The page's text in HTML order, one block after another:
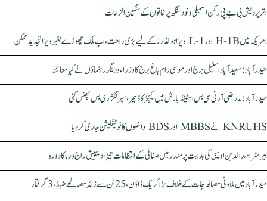
اتر پردیش بی جے پی رکن اسمبلی ونود سنگھ پر خاتون کے سنگین الزامات
امریکہ میں H-1B اور L-1 ویزا ہولڈرز کے لیے بڑی راحت، اب ملک چھوڑے بغیر ویزا تجدید ممکن
حیدرآباد: سعیدآباد اسٹیل برج اور موسیٰ رام باغ برج کا وزراء و دیگر رہنماؤں نے کیا معائنہ
حیدرآباد: عارضی آر ٹی سی بس اسٹینڈ بارش میں کیچڑ کا ڈھیر، سپر لگژری بس پھنس گئی
KNRUHS نے MBBS اور BDS داخلوں کا نوٹیفکیشن جاری کر دیا
بیرسٹر اسدالدین اویسی کی ہدایت پر مندر میں صفائی کے انتظامات تیز، دیپیش راج ورما کا دورہ
حیدرآباد میں ملاوٹی مصالحہ جات کے خلاف بڑا کریک ڈاؤن، 25 ٹن سے زائد مصالحے ضبط، 3 گرفتار